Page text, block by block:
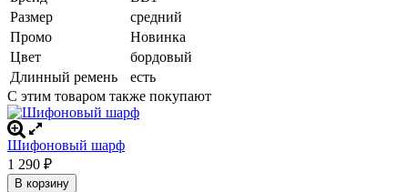
Размер
средний
Промо
Новинка
Цвет
бордовый
Длинный ремень
есть
С этим товаром также покупают
Шифоновый шарф
1 290 ₽
В корзину